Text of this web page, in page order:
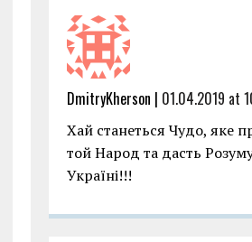
DmitryKherson | 01.04.2019 at
Хай станеться Чудо, яке
той Народ та дасть
Україні!!!